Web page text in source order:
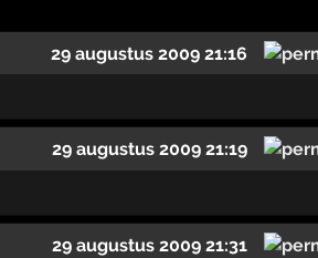
29 augustus 2009 21:16
29 augustus 2009 21:19
29 augustus 2009 21:31